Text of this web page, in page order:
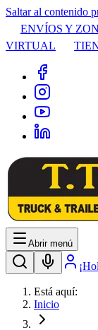
Saltar al contenido
ENVÍOS Y
VIRTUAL
Abrir menú
Está aquí:
Inicio